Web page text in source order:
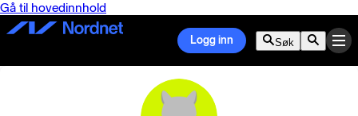
Gå til hovedinnhold
Logg inn Søk